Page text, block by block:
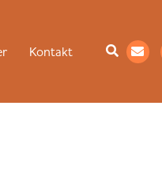
Kontakt